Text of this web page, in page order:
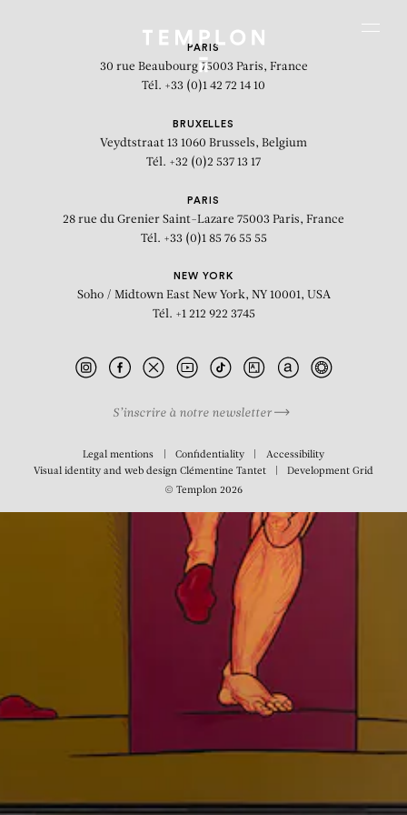
L'Ascension
PARIS
30 rue Beaubourg 75003 Paris, France
Tél. +33 (0)1 42 72 14 10
BRUXELLES
Veydtstraat 13 1060 Brussels, Belgium
Tél. +32 (0)2 537 13 17
PARIS
28 rue du Grenier Saint-Lazare 75003 Paris, France
Tél. +33 (0)1 85 76 55 55
NEW YORK
Soho / Midtown East New York, NY 10001, USA
Tél. +1 212 922 3745
S’inscrire à notre newsletter
Legal mentions Confidentiality
Accessibility
Visual identity and web design Clémentine Tantet DevelopmentGrid
© Templon 2026